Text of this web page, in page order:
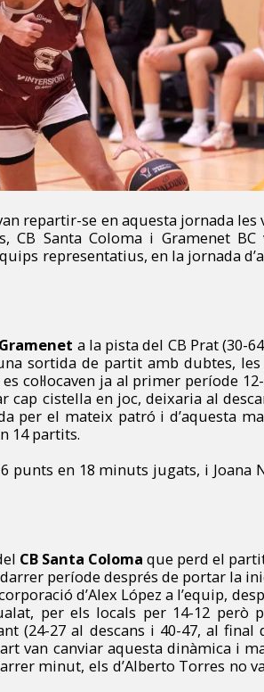
repartir-se en aquesta jornada
CB Santa Coloma i Gramenet
representatius, en la jornada
a la pista del CB Prat (30-
sortida de partit amb dubtes,
col·locaven ja al primer període
cap cistella en joc, deixaria al
per el mateix patró i d’aquesta
14 partits.
punts en 18 minuts jugats, i Joana
CB Santa Coloma que perd el
període després de portar la
d’Alex López a l’equip,
per els locals per 14-12 però
(24-27 al descans i 40-47, al final
van canviar aquesta dinàmica i
minut, els d’Alberto Torres no